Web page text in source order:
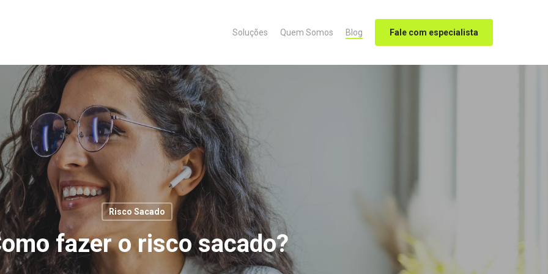
Soluções Quem Somos Blog Fale com especialista
Risco Sacado
fazer o risco sacado?